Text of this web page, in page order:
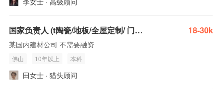
国家负责人 (t陶瓷/地板/全屋定制/ 门窗/灯饰多个方向)(建材家居) 18-30k
某国内建材公司 不需要融资
佛山 10年以上 本科
田女士 · 猎头顾问